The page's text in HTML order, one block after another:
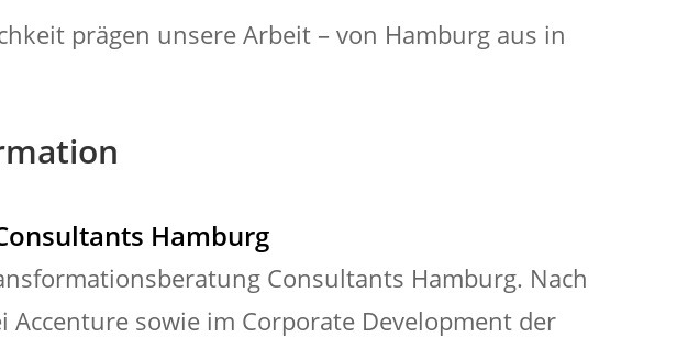
prägen unsere Arbeit – von Hamburg aus in
Hamburg
Consultants Hamburg. Nach
sowie im Corporate Development der